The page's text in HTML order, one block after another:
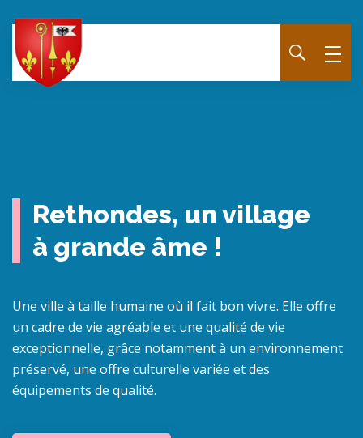
Rethondes, un village
à grande âme !
Une ville à taille humaine où il fait bon vivre. Elle offre
un cadre de vie agréable et une qualité de vie
exceptionnelle, grâce notamment à un environnement
préservé, une offre culturelle variée et des
équipements de qualité.